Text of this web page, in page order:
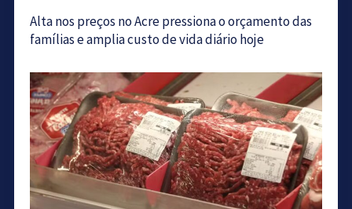
Alta nos preços no Acre pressiona o orçamento das
famílias e amplia custo de vida diário hoje